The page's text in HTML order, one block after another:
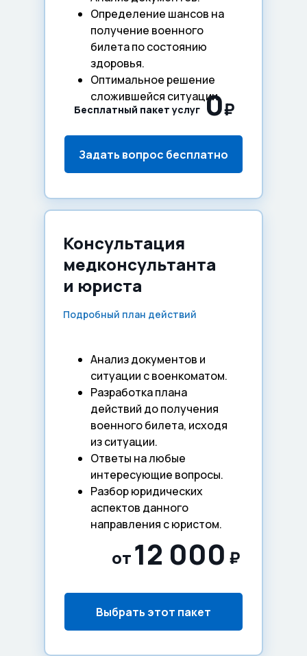
Определение шансов на
получение военного
билета по состоянию
здоровья.
Оптимальное решение
сложившейся ситуации.
Задать вопрос бесплатно
Бесплатный пакет услуг 0₽
Консультация
медконсультанта
и юриста
Анализ документов и
ситуации с военкоматом.
Разработка плана
действий до получения
военного билета, исходя
из ситуации.
Ответы на любые
интересующие вопросы.
Разбор юридических
аспектов данного
направления с юристом.
Выбрать этот пакет
от ₽
12 000
Подробный план действий